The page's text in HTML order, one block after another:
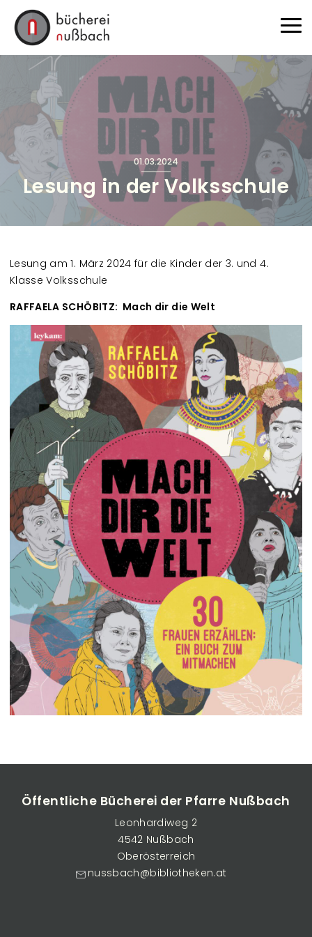
01.03.2024
Lesung in der Volksschule
Lesung am 1. März 2024 für die Kinder der 3. und 4.
Klasse Volksschule
RAFFAELA SCHÖBITZ: Mach dir die Welt
Öffentliche Bücherei der Pfarre Nußbach
Leonhardiweg 2
4542 Nußbach
Oberösterreich
nussbach@bibliotheken.at